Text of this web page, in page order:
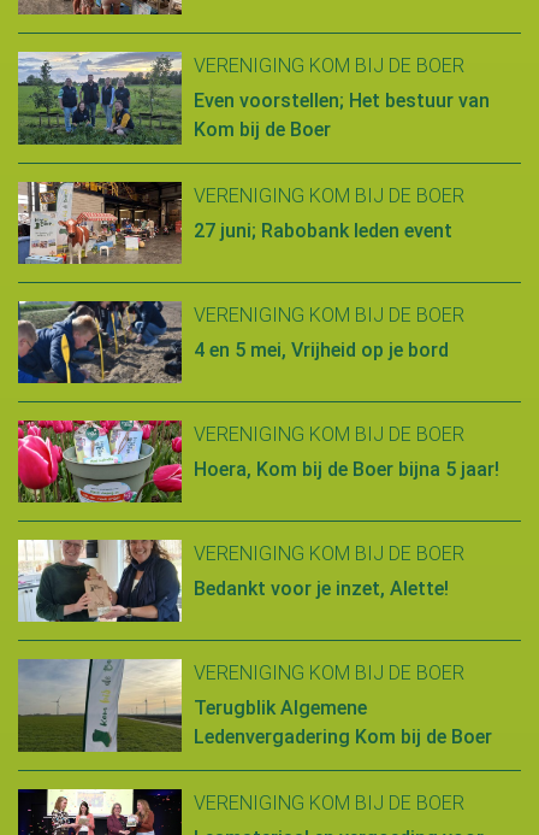
VERENIGING KOM BIJ DE BOER
Even voorstellen; Het bestuur van
Kom bij de Boer
VERENIGING KOM BIJ DE BOER
27 juni; Rabobank leden event
VERENIGING KOM BIJ DE BOER
4 en 5 mei, Vrijheid op je bord
VERENIGING KOM BIJ DE BOER
Hoera, Kom bij de Boer bijna 5 jaar!
VERENIGING KOM BIJ DE BOER
Bedankt voor je inzet, Alette!
VERENIGING KOM BIJ DE BOER
Terugblik Algemene
Ledenvergadering Kom bij de Boer
VERENIGING KOM BIJ DE BOER